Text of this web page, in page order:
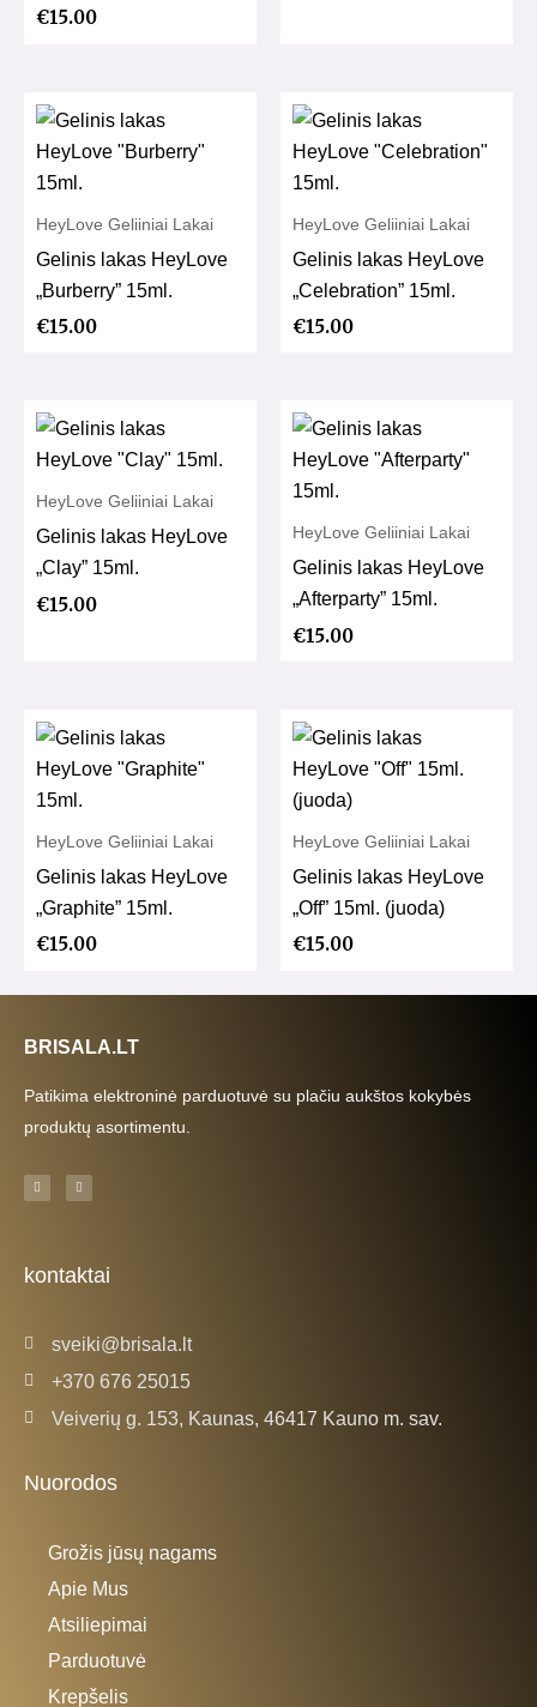
€15.00
HeyLove Geliiniai Lakai
Gelinis lakas HeyLove
„Burberry” 15ml.
€15.00
HeyLove Geliiniai Lakai
Gelinis lakas HeyLove
„Celebration” 15ml.
€15.00
HeyLove Geliiniai Lakai
Gelinis lakas HeyLove
„Clay” 15ml.
€15.00
HeyLove Geliiniai Lakai
Gelinis lakas HeyLove
„Afterparty” 15ml.
€15.00
HeyLove Geliiniai Lakai
Gelinis lakas HeyLove
„Graphite” 15ml.
€15.00
HeyLove Geliiniai Lakai
Gelinis lakas HeyLove
„Off” 15ml. (juoda)
€15.00
BRISALA.LT
Patikima elektroninė parduotuvė su plačiu aukštos kokybės
produktų asortimentu.
F
a
c
-
f
I
n
s
m
kontaktai
sveiki@brisala.lt
+370 676 25015
Veiverių g. 153, Kaunas, 46417 Kauno m. sav.
Nuorodos
Grožis jūsų nagams
Apie Mus
Atsiliepimai
Parduotuvė
Krepšelis